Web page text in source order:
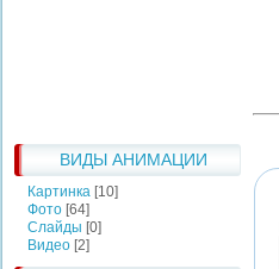
ВИДЫ АНИМАЦИИ
Картинка [10]
Фото [64]
Слайды [0]
Видео [2]